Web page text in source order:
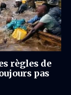
règles de
pas